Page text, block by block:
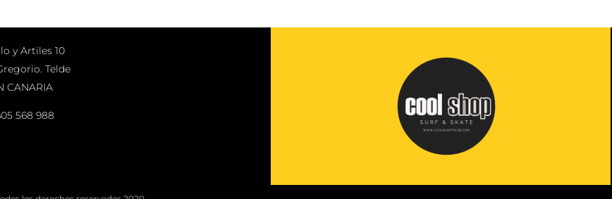
y Artiles 10
Telde
CANARIA
568 988